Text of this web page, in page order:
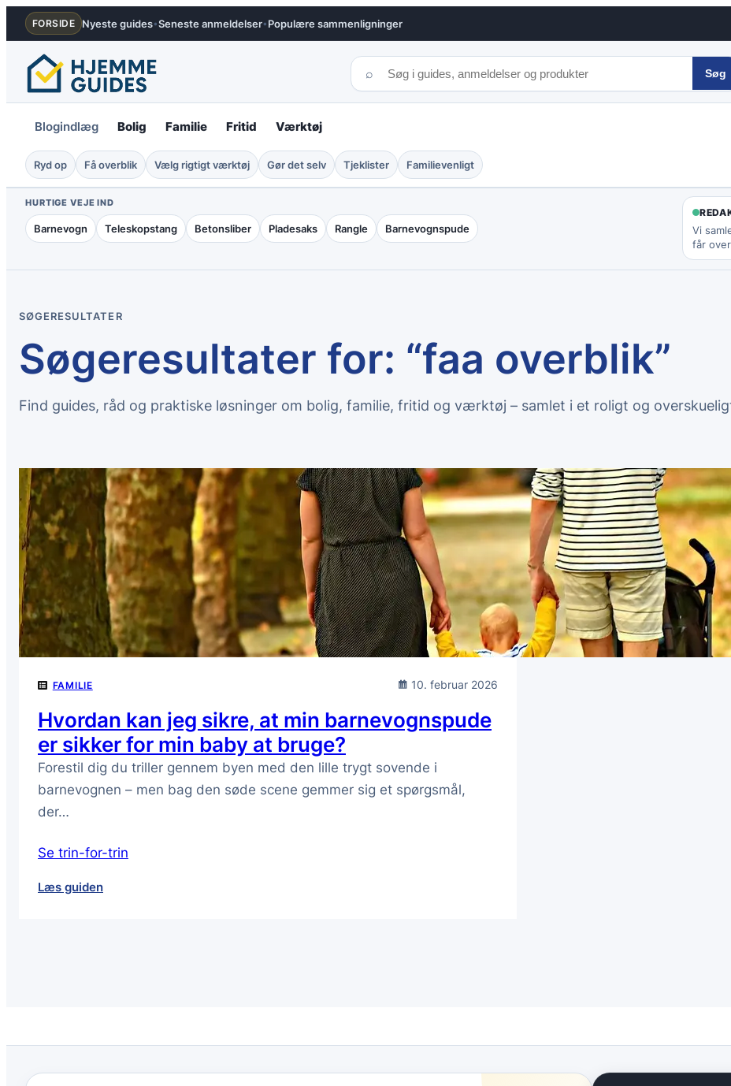
Spring
indhold
FORSIDE Nyeste guides•Seneste anmeldelser• Populære sammenligninger
⌕ Søg
Blogindlæg Bolig Familie Fritid Værktøj
Ryd op Få overblik Vælg rigtigt værktøj Gør det selv Tjeklister Familievenligt
HURTIGE VEJE IND
Barnevogn Teleskopstang Betonsliber Pladesaks Rangle Barnevognspude
Vi
får
SØGERESULTATER
Søgeresultater for: “faa overblik”
Find guides, råd og praktiske løsninger om bolig, familie, fritid og værktøj – samlet i et roligt og
FAMILIE 10. februar 2026
Hvordan kan jeg sikre, at min barnevognspude
er sikker for min baby at bruge?
Forestil dig du triller gennem byen med den lille trygt sovende i
barnevognen – men bag den søde scene gemmer sig et spørgsmål,
der…
Se trin-for-trin
Læs guiden:
for